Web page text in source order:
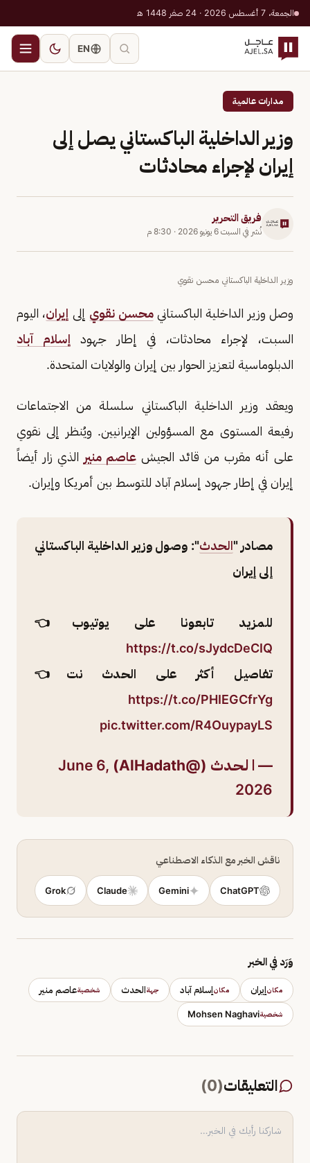
الجمعة، 7 أغسطس 2026 · 24 صفر 1448 هـ
EN
مدارات عالمية
وزير الداخلية الباكستاني يصل إلى
إيران لإجراء محادثات
فريق التحرير
نُشر في السبت 6 يونيو 2026 · 8:30 م
وزير الداخلية الباكستاني محسن نقوي
وصل وزير الداخلية الباكستانيمحسن نقوي إلى إيران، اليوم
السبت، لإجراء محادثات، في إطار جهود إسلام آباد
الدبلوماسية لتعزيز الحوار بين إيران والولايات المتحدة.
ويعقد وزير الداخلية الباكستاني سلسلة من الاجتماعات
رفيعة المستوى مع المسؤولين الإيرانيين. ويُنظر إلى نقوي
على أنه مقرب من قائد الجيش عاصم منير الذي زار أيضاً
إيران في إطار جهود إسلام آباد للتوسط بين أمريكا وإيران.
مصادر "الحدث": وصول وزير الداخلية الباكستاني
إلى إيران
للمزيد تابعونا على يوتيوب👈
https://t.co/sJydcDeCIQ
تفاصيل أكثر على الحدث نت👈
https://t.co/PHIEGCfrYg
pic.twitter.com/R4OuypayLS
— ا لـحـدث (@AlHadath)
June 6,
2026
ناقش الخبر مع الذكاء الاصطناعي
ChatGPT
Gemini
Claude
Grok
وَرَد في الخبر
مكانإيران مكانإسلام آباد جهةالحدث شخصيةعاصم منير
شخصيةMohsen Naghavi
التعليقات(
0
)